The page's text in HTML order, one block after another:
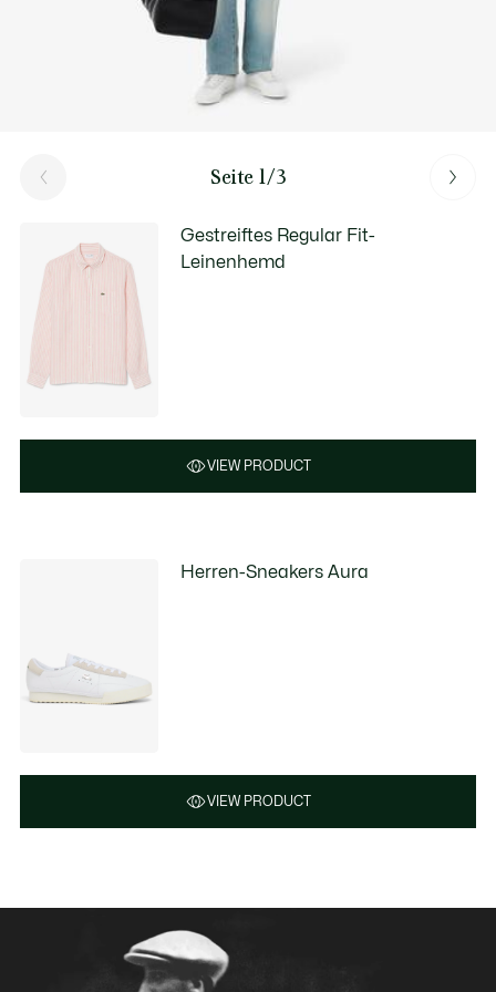
Seite 1/3
Gestreiftes Regular Fit-
Leinenhemd
VIEW PRODUCT
Herren-Sneakers Aura
VIEW PRODUCT